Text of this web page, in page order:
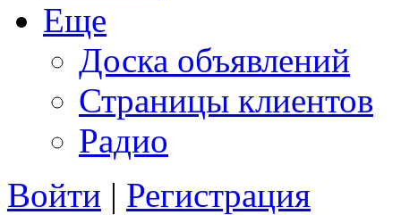
Еще
Доска объявлений
Страницы клиентов
Радио
Войти | Регистрация